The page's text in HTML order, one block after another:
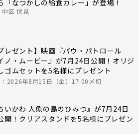
「なつかしの給食カレー」が登場！
中区 伏見
レゼント】映画『パウ・パトロール
ノ・ムービー』が7月24日公開！オリジ
ゴムセットを5名様にプレゼント
2026年8月15日（金）17:00〆切
いかわ 人魚の島のひみつ』が7月24日
開！クリアスタンドを5名様にプレゼン